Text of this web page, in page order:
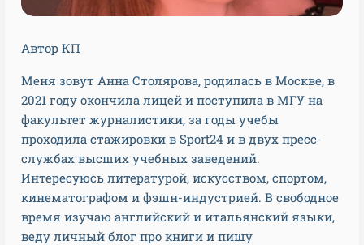
Автор КП
Меня зовут Анна Столярова, родилась в Москве, в
2021 году окончила лицей и поступила в МГУ на
факультет журналистики, за годы учебы
проходила стажировки в Sport24 и в двух пресс-
службах высших учебных заведений.
Интересуюсь литературой, искусством, спортом,
кинематографом и фэшн-индустрией. В свободное
время изучаю английский и итальянский языки,
веду личный блог про книги и пишу